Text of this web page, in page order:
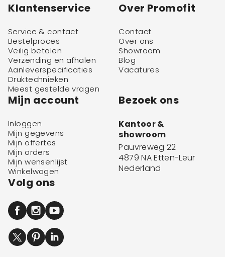
Klantenservice
Service & contact
Bestelproces
Veilig betalen
Verzending en afhalen
Aanleverspecificaties
Druktechnieken
Meest gestelde vragen
Over Promofit
Contact
Over ons
Showroom
Blog
Vacatures
Mijn account
Inloggen
Mijn gegevens
Mijn offertes
Mijn orders
Mijn wensenlijst
Winkelwagen
Bezoek ons
Kantoor &
showroom
Pauvreweg 22
4879 NA Etten-Leur
Nederland
Volg ons